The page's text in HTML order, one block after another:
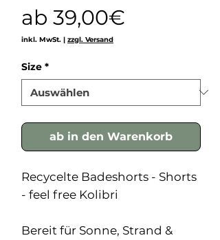
ab 39,00€
inkl. MwSt. | zzgl. Versand
Size *
ab in den Warenkorb
Recycelte Badeshorts - Shorts
- feel free Kolibri
Bereit für Sonne, Strand &